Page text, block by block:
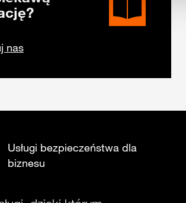
nas
Usługi bezpieczeństwa dla
biznesu